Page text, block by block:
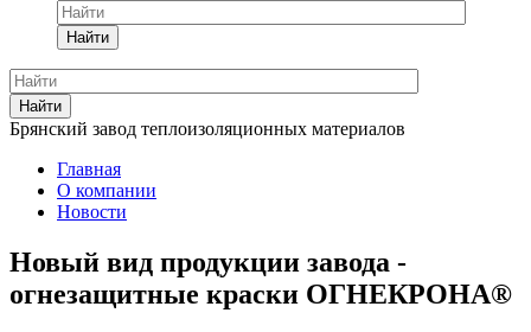
Найти
Найти
Брянский завод теплоизоляционных материалов
Главная
О компании
Новости
Новый вид продукции завода -
огнезащитные краски ОГНЕКРОНА®